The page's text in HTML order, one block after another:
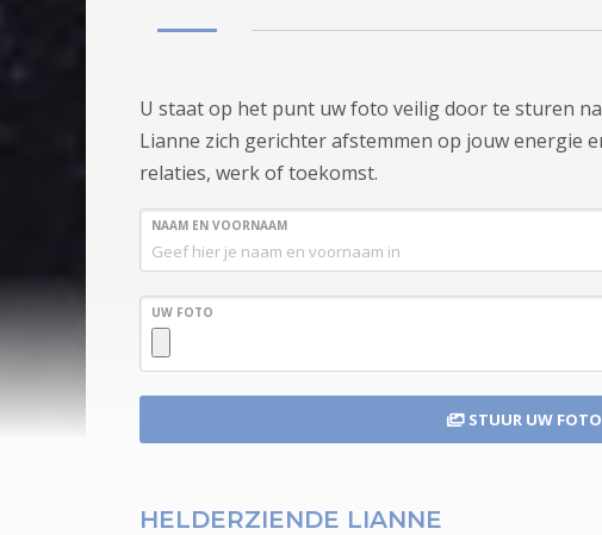
U staat op het punt uw foto veilig door te sturen
Lianne zich gerichter afstemmen op jouw energie
relaties, werk of toekomst.
NAAM EN VOORNAAM
UW FOTO
STUUR UW FOTO
HELDERZIENDE LIANNE